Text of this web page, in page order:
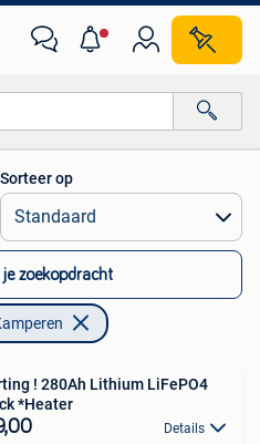
Sorteer op
je zoekopdracht
LiFePO4
*Heater
Details